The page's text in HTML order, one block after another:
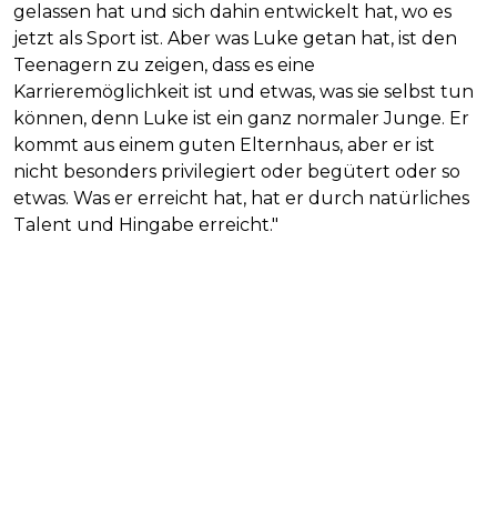
gelassen hat und sich dahin entwickelt hat, wo es
jetzt als Sport ist. Aber was Luke getan hat, ist den
Teenagern zu zeigen, dass es eine
Karrieremöglichkeit ist und etwas, was sie selbst tun
können, denn Luke ist ein ganz normaler Junge. Er
kommt aus einem guten Elternhaus, aber er ist
nicht besonders privilegiert oder begütert oder so
etwas. Was er erreicht hat, hat er durch natürliches
Talent und Hingabe erreicht."